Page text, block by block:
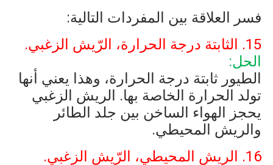
فسر العلاقة بين المفردات التالية:
15. الثابتة درجة الحرارة، الرّيش الزغبي.
الحل:
الطيور ثابتة درجة الحرارة، وهذا يعني أنها
تولد الحرارة الخاصة بها. الريش الزغبي
يحجز الهواء الساخن بين جلد الطائر
والريش المحيطي.
16. الريش المحيطي، الرّيش الزغبي.